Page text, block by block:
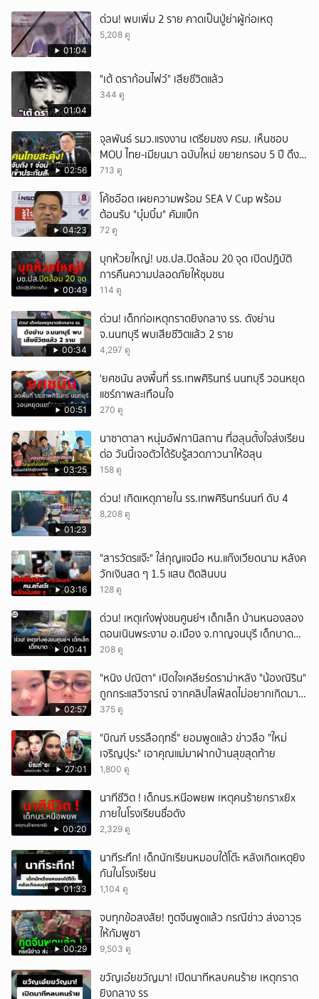
01:04
ด่วน! พบเพิ่ม 2 ราย คาดเป็นปู่ย่าผู้ก่อเหตุ
5,208 ดู
01:04
"เต้ ดราก้อนไฟว์" เสียชีวิตแล้ว
344 ดู
02:56
จุลพันธ์ รมว.แรงงาน เตรียมชง ครม. เห็นชอบ
MOU ไทย-เมียนมา ฉบับใหม่ ขยายกรอบ 5 ปี ดึง
แรงงานเข้าระบบ
713 ดู
04:23
โค้ชอ๊อต เผยความพร้อม SEA V Cup พร้อม
ต้อนรับ "บุ๋มบิ๋ม" คัมแบ็ก
72 ดู
00:49
บุกห้วยใหญ่! บช.ปส.ปิดล้อม 20 จุด เปิดปฏิบัติ
การคืนความปลอดภัยให้ชุมชน
114 ดู
00:34
ด่วน! เด็กก่อเหตุกราดยิงกลาง รร. ดังย่าน
จ.นนทบุรี พบเสียชีวิตแล้ว 2 ราย
4,297 ดู
00:51
'ยศชนัน ลงพื้นที่ รร.เทพศิรินทร์ นนทบุรี วอนหยุด
แชร์ภาพสะเทือนใจ
270 ดู
03:25
นาซาตาลา หนุ่มอัฟกานิสถาน ที่ฮลุนตั้งใจส่งเรียน
ต่อ วันนี้เจอตัวได้รับรู้สวดภาวนาให้ฮลุน
158 ดู
01:23
ด่วน! เกิดเหตุภายใน รร.เทพศิรินทร์นนท์ ดับ 4
8,208 ดู
03:16
"สารวัตรแจ๊ะ" ใส่กุญแจมือ หน.แก๊งเวียดนาม หลังค
วักเงินสด ๆ 1.5 แสน ติดสินบน
128 ดู
00:41
ด่วน! เหตุเก๋งพุ่งชนศูนย์ฯ เด็กเล็ก บ้านหนองสอง
ตอนเนินพระงาม อ.เมือง จ.กาญจนบุรี เด็กบาด
เจ็บ 13 ราย
208 ดู
02:57
"หนิง ปณิตา" เปิดใจเคลียร์ดราม่าหลัง "น้องณิริน"
ถูกกระแสวิจารณ์ จากคลิปไลฟ์สดไม่อยากเกิดมา
หน้าเหมือนพ่อ
375 ดู
27:01
"บิณฑ์ บรรลือฤทธิ์" ยอมพูดแล้ว ข่าวลือ "ใหม่
เจริญปุระ" เอาคุณแม่มาฝากบ้านสุขสุดท้าย
1,800 ดู
00:20
นาทีชีวิต ! เด็กนร.หนีอพยพ เหตุคนร้ายกราxยิx
ภายในโรงเรียนชื่อดัง
2,329 ดู
01:33
นาทีระทึก! เด็กนักเรียนหมอบใต้โต๊ะ หลังเกิดเหตุยิง
กันในโรงเรียน
1,104 ดู
00:29
จบทุกข้อสงสัย! ทูตจีนพูดแล้ว กรณีข่าว ส่งอาวุธ
ให้กัมพูชา
9,503 ดู
ขวัญเอ๋ยขวัญมา! เปิดนาทีหลบคนร้าย เหตุกราด
ยิงกลาง รร